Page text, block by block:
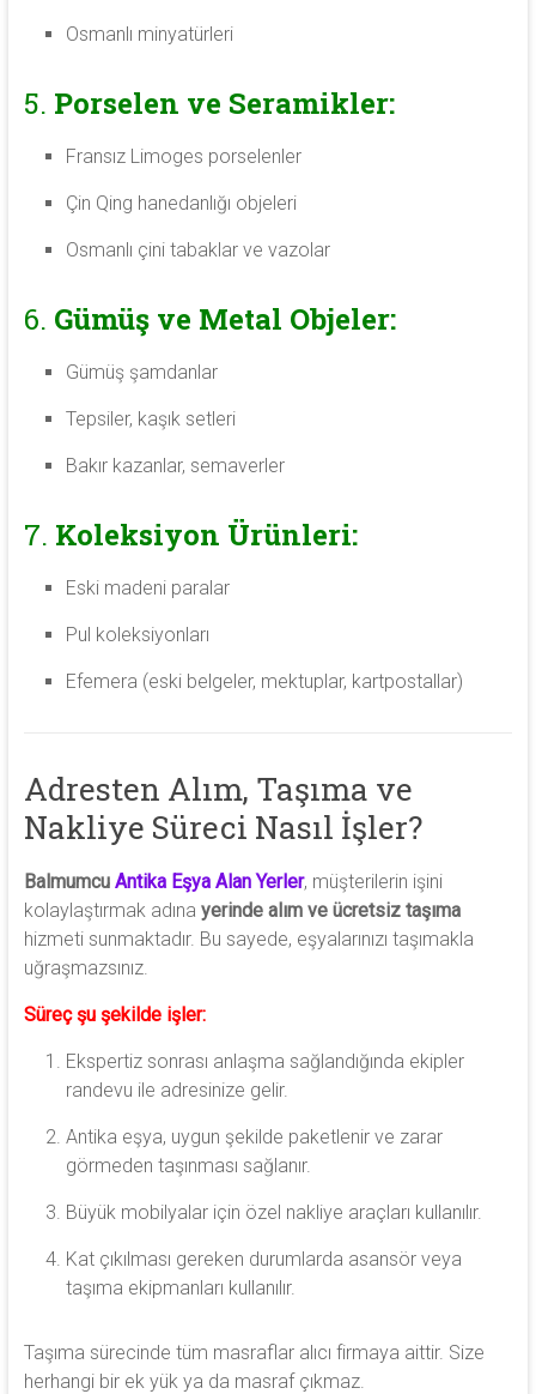
Osmanlı minyatürleri
5. Porselen ve Seramikler:
Fransız Limoges porselenler
Çin Qing hanedanlığı objeleri
Osmanlı çini tabaklar ve vazolar
6. Gümüş ve Metal Objeler:
Gümüş şamdanlar
Tepsiler, kaşık setleri
Bakır kazanlar, semaverler
7. Koleksiyon Ürünleri:
Eski madeni paralar
Pul koleksiyonları
Efemera (eski belgeler, mektuplar, kartpostallar)
Adresten Alım, Taşıma ve
Nakliye Süreci Nasıl İşler?
Balmumcu Antika Eşya Alan Yerler, müşterilerin işini
kolaylaştırmak adına yerinde alım ve ücretsiz taşıma
hizmeti sunmaktadır. Bu sayede, eşyalarınızı taşımakla
uğraşmazsınız.
Süreç şu şekilde işler:
Ekspertiz sonrası anlaşma sağlandığında ekipler
randevu ile adresinize gelir.
Antika eşya, uygun şekilde paketlenir ve zarar
görmeden taşınması sağlanır.
Büyük mobilyalar için özel nakliye araçları kullanılır.
Kat çıkılması gereken durumlarda asansör veya
taşıma ekipmanları kullanılır.
Taşıma sürecinde tüm masraflar alıcı firmaya aittir. Size
herhangi bir ek yük ya da masraf çıkmaz.